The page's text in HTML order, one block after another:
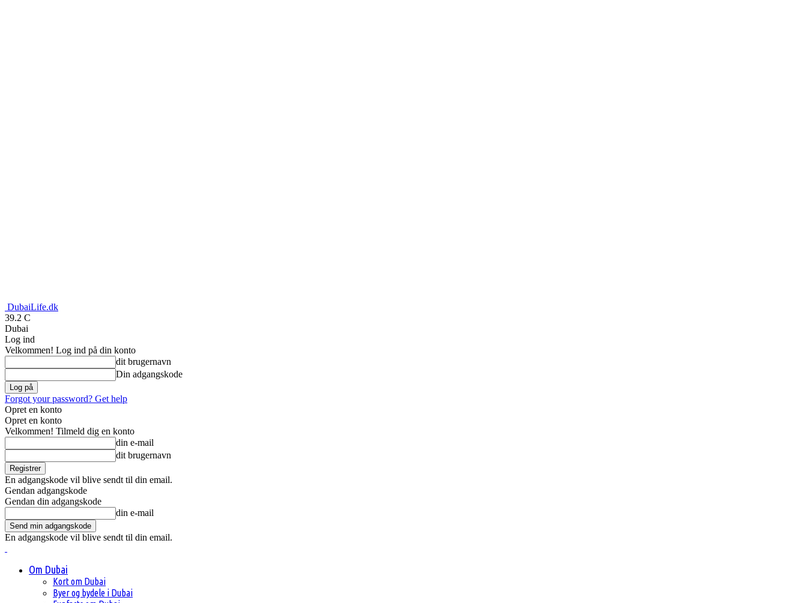
DubaiLife.dk
39.2 C
Dubai
Log ind
Velkommen! Log ind på din konto
dit brugernavn
Din adgangskode
Forgot your password? Get help
Opret en konto
Opret en konto
Velkommen! Tilmeld dig en konto
din e-mail
dit brugernavn
En adgangskode vil blive sendt til din email.
Gendan adgangskode
Gendan din adgangskode
din e-mail
En adgangskode vil blive sendt til din email.
Om Dubai
Kort om Dubai
Byer og bydele i Dubai